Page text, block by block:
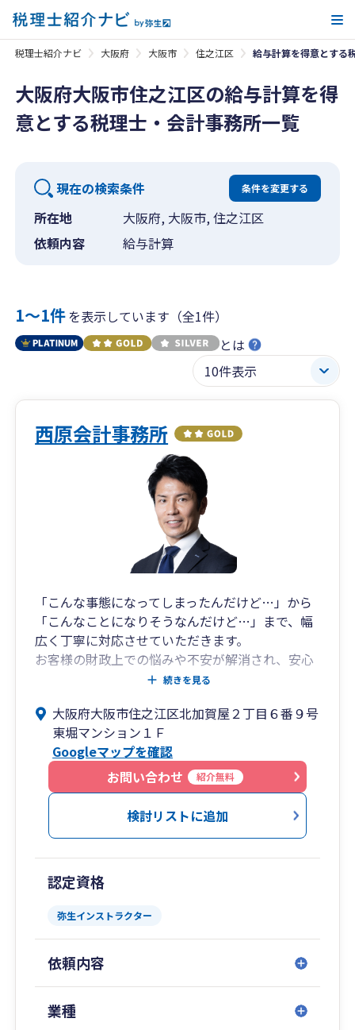
税理士紹介ナビ 大阪府 大阪市 住之江区 給与計算を得意とする
大阪府大阪市住之江区の給与計算を得
意とする税理士・会計事務所一覧
現在の検索条件 条件を変更する
所在地
大阪府, 大阪市, 住之江区
依頼内容
給与計算
1〜1件を表示しています（全1件）
とは
西原会計事務所
「こんな事態になってしまったんだけど…」から
「こんなことになりそうなんだけど…」まで、幅
広く丁寧に対応させていただきます。
お客様の財政上での悩みや不安が解消され、安心
かつ前向きな気持ちをもっていただくことが私の
く”が私のモットー。
時にはシビアに、時にはざっくばらんに…。そん
な姿勢でお客様のためになるコミュニケーション
を行い、より良い関係の構築を目指しています。
すべてのお客様へ税理士が直接対応いたします。
また、クラウドやチャットなどネットツールを積
現在のところ、関東一円から沖縄離島エリアまで
関与先がございます。
・ 弥生会計の導入や運用支援を希望されている方
・ これから起業されたい方
・ 法人成りをお考えの方
・ 正確な会計処理をご要望の非営利法人様
続きを見る
大阪府大阪市住之江区北加賀屋２丁目６番９号
東堀マンション１Ｆ
Googleマップを確認
お問い合わせ
紹介無料
検討リストに追加
認定資格
弥生インストラクター
依頼内容
業種